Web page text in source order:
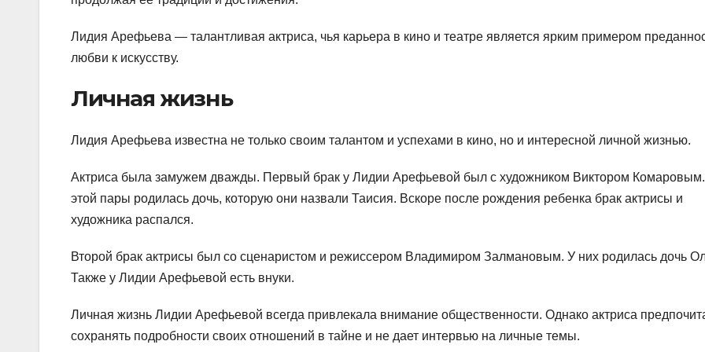
Лидия Арефьева — талантливая актриса, чья карьера в кино и театре является ярким примером
любви к искусству.
Личная жизнь
Лидия Арефьева известна не только своим талантом и успехами в кино, но и интересной личной жизнью.
Актриса была замужем дважды. Первый брак у Лидии Арефьевой был с художником Виктором
этой пары родилась дочь, которую они назвали Таисия. Вскоре после рождения ребенка брак актрисы и
художника распался.
Второй брак актрисы был со сценаристом и режиссером Владимиром Залмановым. У них родилась дочь
Также у Лидии Арефьевой есть внуки.
Личная жизнь Лидии Арефьевой всегда привлекала внимание общественности. Однако актриса
сохранять подробности своих отношений в тайне и не дает интервью на личные темы.